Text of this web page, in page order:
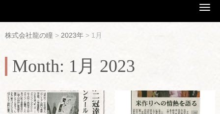
N
v
株式会社龍の瞳 > 2023年 > 1月
Month: 1月 2023